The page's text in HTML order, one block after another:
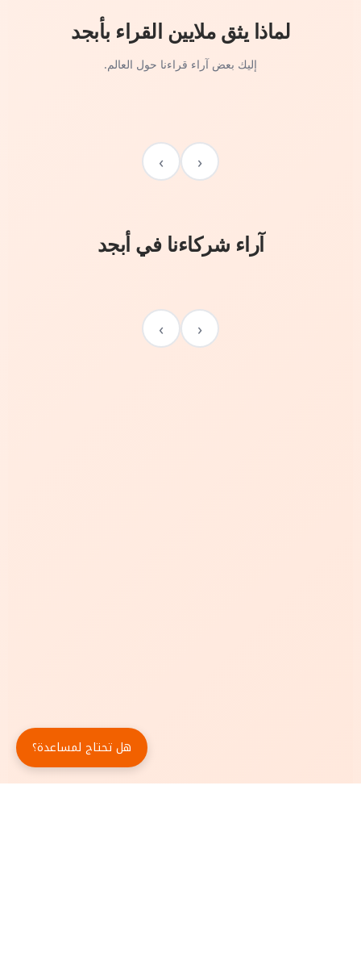
لماذا يثق ملايين القراء بأبجد
إليك بعض آراء قراءنا حول العالم.
‹
›
آراء شركاءنا في أبجد
‹
›
هل تحتاج لمساعدة؟